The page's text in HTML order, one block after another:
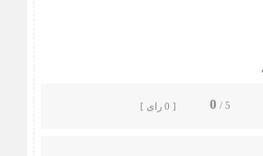
5 /
0 [ 0 رای ]